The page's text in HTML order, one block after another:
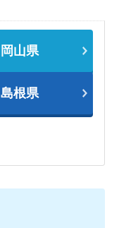
岡山県
島根県